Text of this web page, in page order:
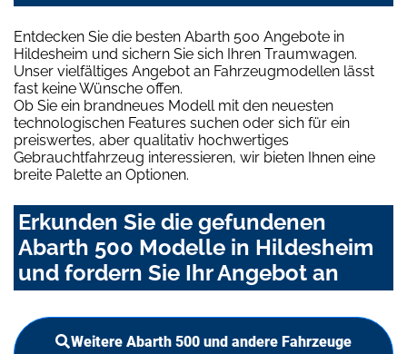
Entdecken Sie die besten Abarth 500 Angebote in
Hildesheim und sichern Sie sich Ihren Traumwagen.
Unser vielfältiges Angebot an Fahrzeugmodellen lässt
fast keine Wünsche offen.
Ob Sie ein brandneues Modell mit den neuesten
technologischen Features suchen oder sich für ein
preiswertes, aber qualitativ hochwertiges
Gebrauchtfahrzeug interessieren, wir bieten Ihnen eine
breite Palette an Optionen.
Erkunden Sie die gefundenen
Abarth 500 Modelle in Hildesheim
und fordern Sie Ihr Angebot an
Weitere Abarth 500 und andere Fahrzeuge